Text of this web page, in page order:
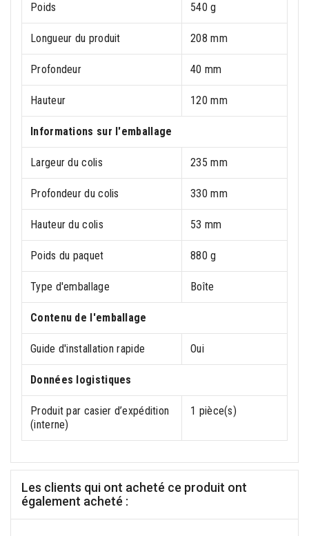
Poids 540 g
Longueur du produit 208 mm
Profondeur 40 mm
Hauteur 120 mm
Informations sur l'emballage
Largeur du colis 235 mm
Profondeur du colis 330 mm
Hauteur du colis 53 mm
Poids du paquet 880 g
Type d'emballage Boîte
Contenu de l'emballage
Guide d'installation rapide Oui
Données logistiques
Produit par casier d’expédition
(interne)
1 pièce(s)
Les clients qui ont acheté ce produit ont
également acheté :